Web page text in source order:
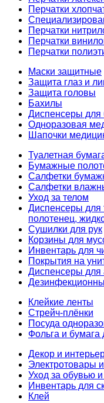
Перчатки
Перчатки
Перчатки
Перчатки
Маски защитные
Защита глаз и
Защита головы
Бахилы
Диспенсеры для
Одноразовая
Шапочки
Туалетная
Бумажные
Салфетки
Салфетки
Уход за телом
Диспенсеры для
полотенец,
Сушилки для рук
Корзины для
Инвентарь для
Покрытия на
Диспенсеры для
Клейкие ленты
Стрейч-плёнки
Посуда
Фольга и бумага
Декор и
Электротовары
Уход за обувью
Инвентарь для
Клей